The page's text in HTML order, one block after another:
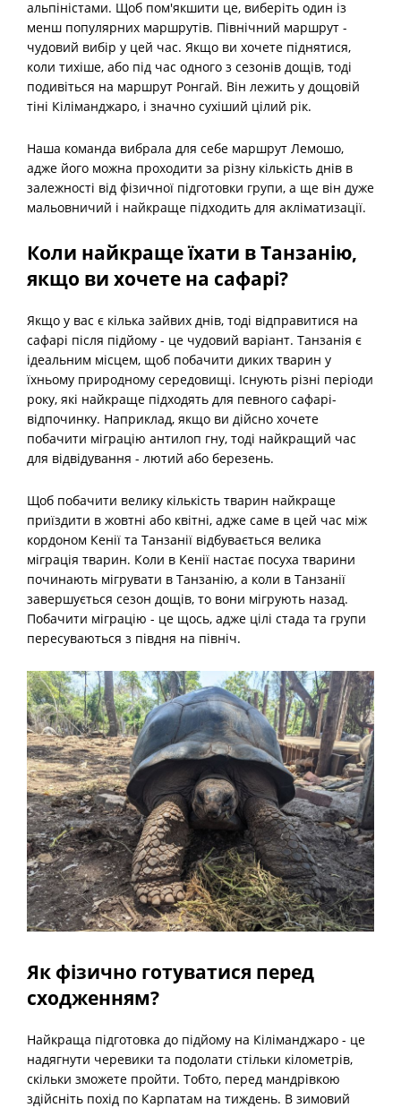
альпіністами. Щоб пом'якшити це, виберіть один із
менш популярних маршрутів. Північний маршрут -
чудовий вибір у цей час. Якщо ви хочете піднятися,
коли тихіше, або під час одного з сезонів дощів, тоді
подивіться на маршрут Ронгай. Він лежить у дощовій
тіні Кіліманджаро, і значно сухіший цілий рік.
Наша команда вибрала для себе маршрут Лемошо,
адже його можна проходити за різну кількість днів в
залежності від фізичної підготовки групи, а ще він дуже
мальовничий і найкраще підходить для акліматизації.
Коли найкраще їхати в Танзанію,
якщо ви хочете на сафарі?
Якщо у вас є кілька зайвих днів, тоді відправитися на
сафарі після підйому - це чудовий варіант. Танзанія є
ідеальним місцем, щоб побачити диких тварин у
їхньому природному середовищі. Існують різні періоди
року, які найкраще підходять для певного сафарі-
відпочинку. Наприклад, якщо ви дійсно хочете
побачити міграцію антилоп гну, тоді найкращий час
для відвідування - лютий або березень.
Щоб побачити велику кількість тварин найкраще
приїздити в жовтні або квітні, адже саме в цей час між
кордоном Кенії та Танзанії відбувається велика
міграція тварин. Коли в Кенії настає посуха тварини
починають мігрувати в Танзанію, а коли в Танзанії
завершується сезон дощів, то вони мігрують назад.
Побачити міграцію - це щось, адже цілі стада та групи
пересуваються з півдня на північ.
Як фізично готуватися перед
сходженням?
Найкраща підготовка до підйому на Кіліманджаро - це
надягнути черевики та подолати стільки кілометрів,
скільки зможете пройти. Тобто, перед мандрівкою
здійсніть похід по Карпатам на тиждень. В зимовий